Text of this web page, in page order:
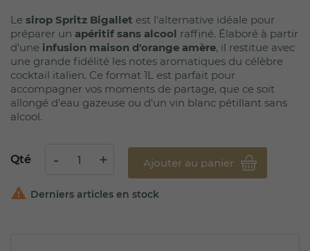
Le sirop Spritz Bigallet est l'alternative idéale pour
préparer un apéritif sans alcool raffiné. Élaboré à partir
d'une infusion maison d'orange amère, il restitue avec
une grande fidélité les notes aromatiques du célèbre
cocktail italien. Ce format 1L est parfait pour
accompagner vos moments de partage, que ce soit
allongé d'eau gazeuse ou d'un vin blanc pétillant sans
alcool.
Qté Ajouter au panier
 Derniers articles en stock